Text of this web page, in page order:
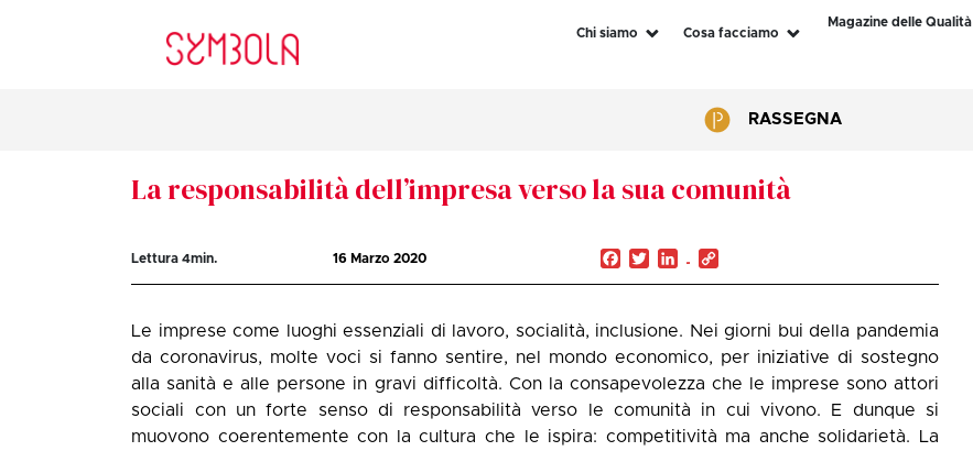
Chi siamo Cosa facciamo
Magazine delle Qualità
RASSEGNA
La responsabilità dell’impresa verso la sua comunità
Lettura4min. 16 Marzo 2020 Facebook
TwitterLinkedIn
Le imprese come luoghi essenziali di lavoro, socialità, inclusione. Nei giorni bui della pandemia
da coronavirus, molte voci si fanno sentire, nel mondo economico, per iniziative di sostegno
alla sanità e alle persone in gravi difficoltà. Con la consapevolezza che le imprese sono attori
sociali con un forte senso di responsabilità verso le comunità in cui vivono. E dunque si
muovono coerentemente con la cultura che le ispira: competitività ma anche solidarietà. La